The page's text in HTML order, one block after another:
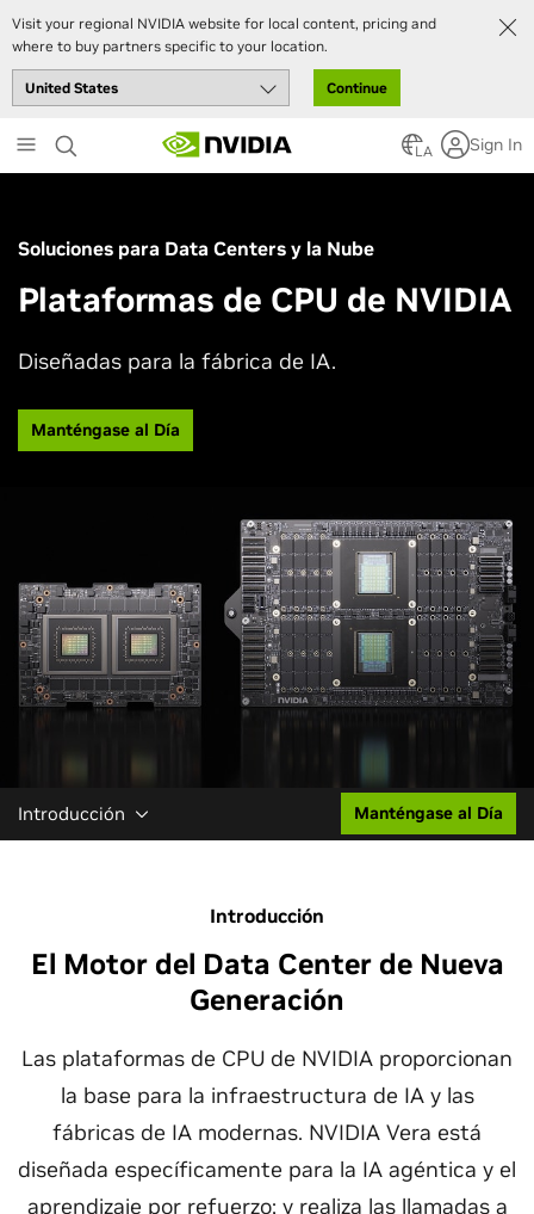
Visit your regional NVIDIA website for local content, pricing and
where to buy partners specific to your location.
Continue
to
main
LA Sign In
Soluciones para Data Centers y la Nube
Plataformas de CPU de NVIDIA
Diseñadas para la fábrica de IA.
Manténgase al Día
Introducción Manténgase al Día
Introducción
El Motor del Data Center de Nueva
Generación
Las plataformas de CPU de NVIDIA proporcionan
la base para la infraestructura de IA y las
fábricas de IA modernas. NVIDIA Vera está
diseñada específicamente para la IA agéntica y el
aprendizaje por refuerzo; y realiza las llamadas a